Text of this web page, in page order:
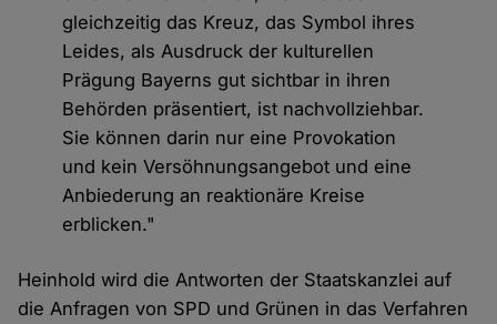
gleichzeitig das Kreuz, das Symbol ihres
Leides, als Ausdruck der kulturellen
Prägung Bayerns gut sichtbar in ihren
Behörden präsentiert, ist nachvollziehbar.
Sie können darin nur eine Provokation
und kein Versöhnungsangebot und eine
Anbiederung an reaktionäre Kreise
erblicken."
Heinhold wird die Antworten der Staatskanzlei auf
die Anfragen von SPD und Grünen in das Verfahren